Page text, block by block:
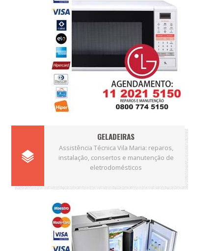
GELADEIRAS
Assistência Técnica Vila Maria: reparos,
instalação, consertos e manutenção de
eletrodomésticos